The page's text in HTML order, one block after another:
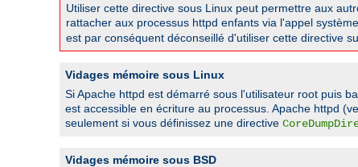
Utiliser cette directive sous Linux peut permettre aux
rattacher aux processus httpd enfants via l'appel système
est par conséquent déconseillé d'utiliser cette directive
Vidages mémoire sous Linux
Si Apache httpd est démarré sous l'utilisateur root puis
est accessible en écriture au processus. Apache httpd
seulement si vous définissez une directive
Vidages mémoire sous BSD